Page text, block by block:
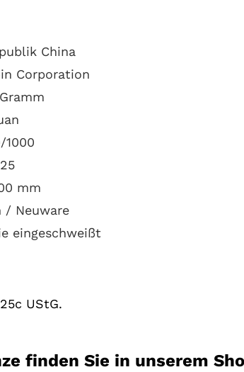
China
Corporation
1000
mm
/ Neuware
eingeschweißt
UStG.
finden Sie in unserem